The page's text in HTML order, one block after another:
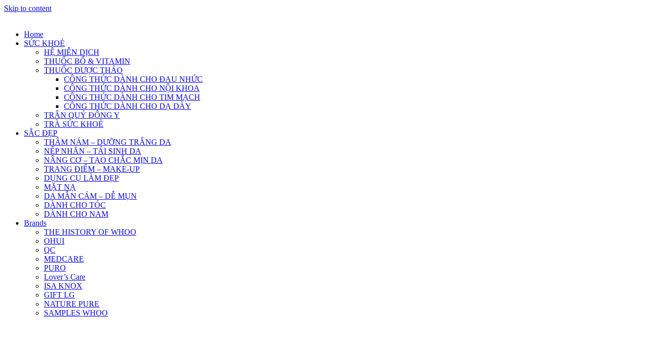
Skip to content
Home
SỨC KHOẺ
HỆ MIỄN DỊCH
THUỐC BỔ & VITAMIN
THUỐC DƯỢC THẢO
CÔNG THỨC DÀNH CHO ĐAU NHỨC
CÔNG THỨC DÀNH CHO NỘI KHOA
CÔNG THỨC DÀNH CHO TIM MẠCH
CÔNG THỨC DÀNH CHO DẠ DÀY
TRÂN QUÝ ĐÔNG Y
TRÀ SỨC KHOẺ
SẮC ĐẸP
THÂM NÁM – DƯỠNG TRẮNG DA
NẾP NHĂN – TÁI SINH DA
NÂNG CƠ – TẠO CHẮC MỊN DA
TRANG ĐIỂM – MAKE-UP
DỤNG CỤ LÀM ĐẸP
MẶT NẠ
DA MẪN CẢM – DỄ MỤN
DÀNH CHO TÓC
DÀNH CHO NAM
Brands
THE HISTORY OF WHOO
OHUI
QC
MEDCARE
PURO
Lover’s Care
ISA KNOX
GIFT LG
NATURE PURE
SAMPLES WHOO